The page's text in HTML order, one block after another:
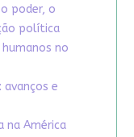
poder, o
política
no
avanços e
na América